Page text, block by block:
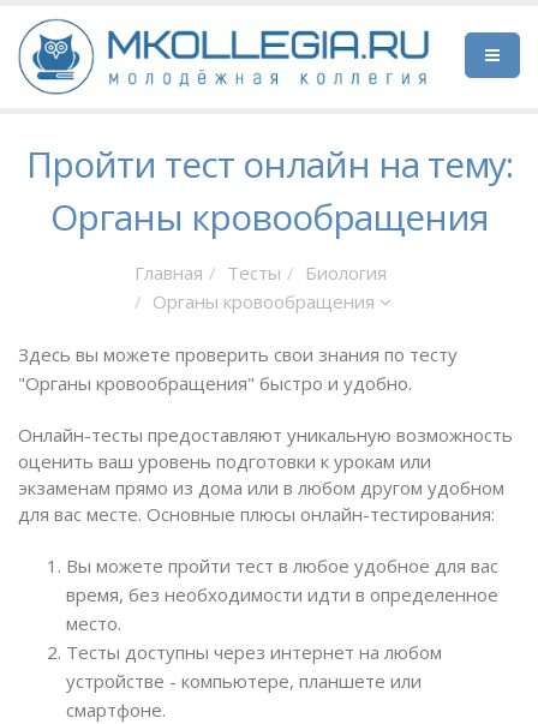
Пройти тест онлайн на тему:
Органы кровообращения
Главная Тесты
Биология
Органы кровообращения
Здесь вы можете проверить свои знания по тесту
"Органы кровообращения" быстро и удобно.
Онлайн-тесты предоставляют уникальную возможность
оценить ваш уровень подготовки к урокам или
экзаменам прямо из дома или в любом другом удобном
для вас месте. Основные плюсы онлайн-тестирования:
Вы можете пройти тест в любое удобное для вас
время, без необходимости идти в определенное
место.
Тесты доступны через интернет на любом
устройстве - компьютере, планшете или
смартфоне.